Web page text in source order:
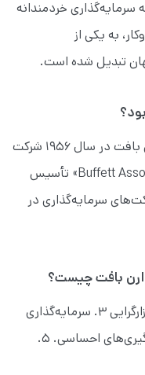
سرمایه‌گذاری خردمندانه
به یکی از
جهان تبدیل شده است.
پس از چند سال همکاری با گراهام، وارن بافت در سال ۱۹۵۶ شرکت
سرمایه‌گذاری خود را با نام «Buffett Associates Ltd» تأسیس
سرمایه‌گذاری در
۱. سرمایه‌گذاری بلندمدت. ۲. پرهیز از بازارگرایی ۳. سرمایه‌گذاری
در دارایی‌های مولد. ۴. پرهیز از تصمیم‌گیری‌های احساسی. ۵.